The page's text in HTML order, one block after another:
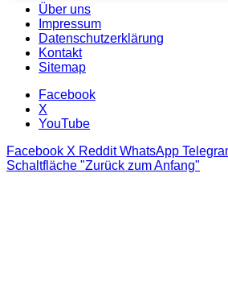
Über uns
Impressum
Datenschutzerklärung
Kontakt
Sitemap
Facebook
X
YouTube
Facebook X Reddit WhatsApp
Schaltfläche "Zurück zum Anfang"